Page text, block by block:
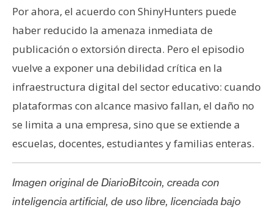
Por ahora, el acuerdo con ShinyHunters puede
haber reducido la amenaza inmediata de
publicación o extorsión directa. Pero el episodio
vuelve a exponer una debilidad crítica en la
infraestructura digital del sector educativo: cuando
plataformas con alcance masivo fallan, el daño no
se limita a una empresa, sino que se extiende a
escuelas, docentes, estudiantes y familias enteras.
Imagen original de DiarioBitcoin, creada con
inteligencia artificial, de uso libre, licenciada bajo